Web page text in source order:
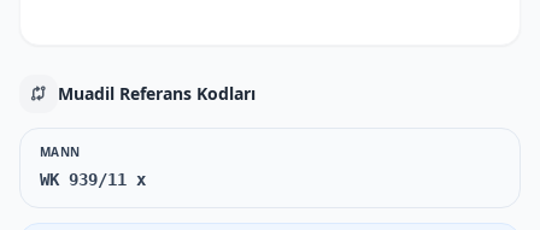
Muadil Referans Kodları
MANN
WK 939/11 x